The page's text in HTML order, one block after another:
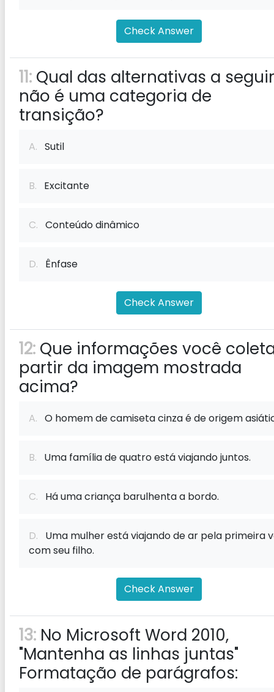
Check Answer
11: Qual das alternativas a seguir
não é uma categoria de
transição?
A. Sutil
B. Excitante
C. Conteúdo dinâmico
D. Ênfase
Check Answer
12: Que informações você
partir da imagem mostrada
acima?
A. O homem de camiseta cinza é de origem
B. Uma família de quatro está viajando juntos.
C. Há uma criança barulhenta a bordo.
D. Uma mulher está viajando de ar pela primeira
com seu filho.
Check Answer
13: No Microsoft Word 2010,
"Mantenha as linhas juntas"
Formatação de parágrafos: